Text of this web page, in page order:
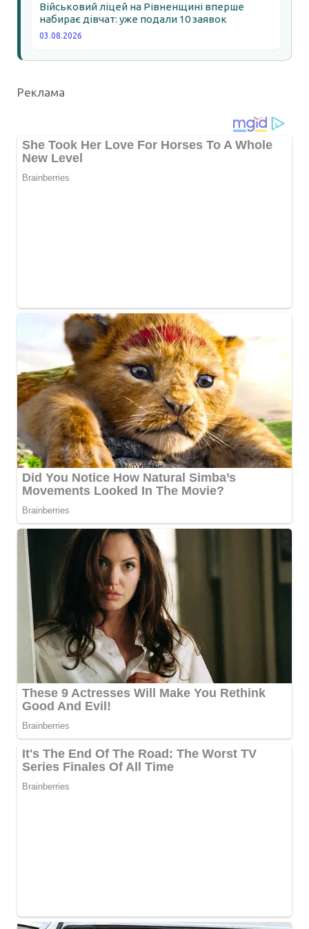
Військовий ліцей на Рівненщині вперше
набирає дівчат: уже подали 10 заявок
03.08.2026
Реклама